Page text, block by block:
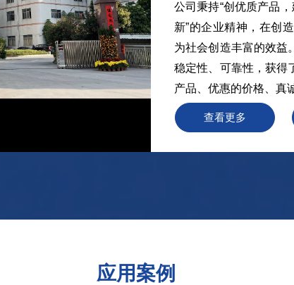
查看更多
公司秉持“创优质产品
新”的企业精神，在创
为社会创造丰富的效益
稳定性、可靠性，获得
产品、优惠的价格、真
应用案例